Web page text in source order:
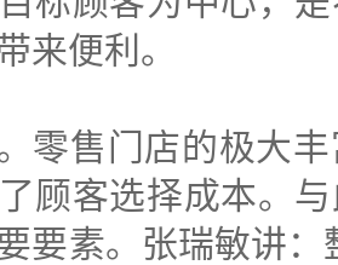
来便利。
零售门店的极大
顾客选择成本。
要素。 张瑞敏讲：